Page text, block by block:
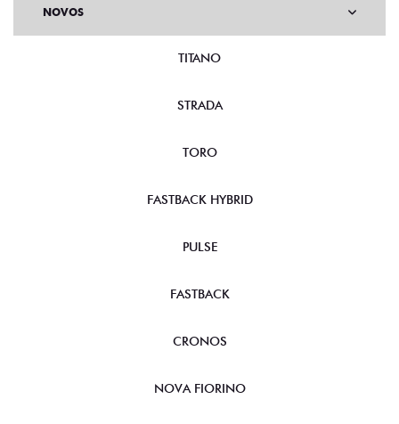
NOVOS
TITANO
STRADA
TORO
FASTBACK HYBRID
PULSE
FASTBACK
CRONOS
NOVA FIORINO